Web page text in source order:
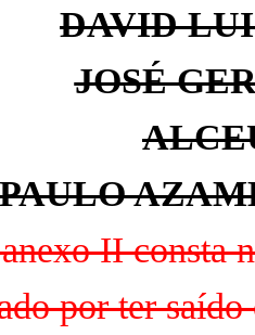
DAVID
JOSÉ
PAULO
II consta
por ter